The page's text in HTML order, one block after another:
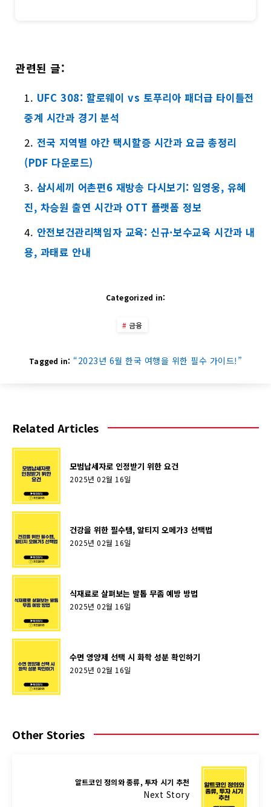
관련된 글:
UFC 308: 할로웨이 vs 토푸리아 패더급 타이틀전
중계 시간과 경기 분석
전국 지역별 야간 택시할증 시간과 요금 총정리
(PDF 다운로드)
삼시세끼 어촌편6 재방송 다시보기: 임영웅, 유혜
진, 차승원 출연 시간과 OTT 플랫폼 정보
안전보건관리책임자 교육: 신규·보수교육 시간과 내
용, 과태료 안내
Categorized in:
금융
Tagged in: “2023년 6월 한국 여행을 위한 필수 가이드!”
Related Articles
모범납세자로 인정받기 위한 요건
2025년 02월 16일
건강을 위한 필수템, 알티지 오메가3 선택법
2025년 02월 16일
식재료로 살펴보는 발톱 무좀 예방 방법
2025년 02월 16일
수면 영양제 선택 시 화학 성분 확인하기
2025년 02월 16일
Other Stories
알트코인 정의와 종류, 투자 시기 추천
Next Story